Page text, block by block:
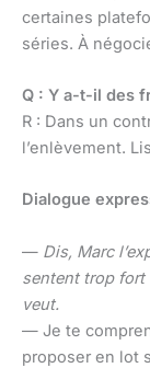
certaines
séries. À
Q : Y a-t-il des
R : Dans un
l’enlèvement.
Dialogue
— Dis, Marc
sentent trop fort
veut.
— Je te
proposer en lot